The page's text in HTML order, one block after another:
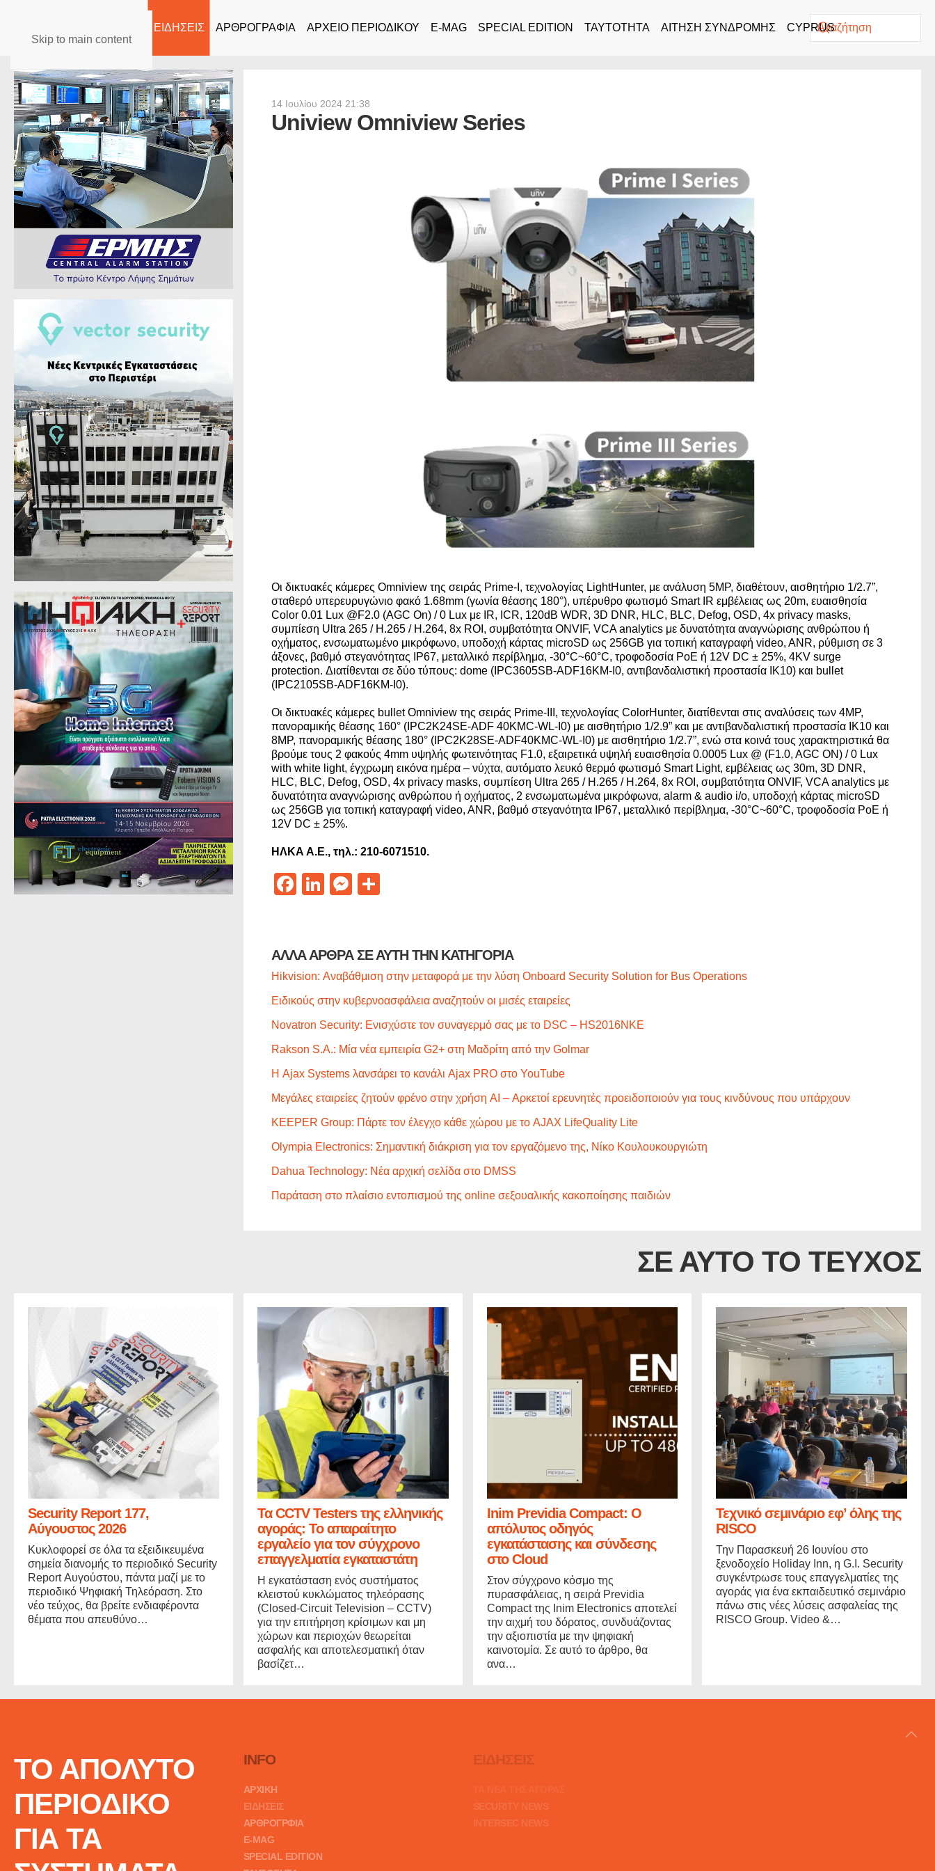
Skip to main content
ΕΙΔΗΣΕΙΣ ΑΡΘΡΟΓΡΑΦΙΑ ΑΡΧΕΙΟ ΠΕΡΙΟΔΙΚΟΥ E-MAG SPECIAL EDITION ΤΑΥΤΟΤΗΤΑ ΑΙΤΗΣΗ ΣΥΝΔΡΟΜΗΣ CYPRUS
14 Ιουλίου 2024 21:38
Uniview Omniview Series
Οι δικτυακές κάμερες Omniview της σειράς Prime-I, τεχνολογίας LightHunter, με ανάλυση 5MP, διαθέτουν, αισθητήριο 1/2.7”,
σταθερό υπερευρυγώνιο φακό 1.68mm (γωνία θέασης 180°), υπέρυθρο φωτισμό Smart IR εμβέλειας ως 20m, ευαισθησία
Color 0.01 Lux @F2.0 (AGC On) / 0 Lux με IR, ICR, 120dB WDR, 3D DNR, HLC, BLC, Defog, OSD, 4x privacy masks,
συμπίεση Ultra 265 / H.265 / H.264, 8x ROI, συμβατότητα ONVIF, VCA analytics με δυνατότητα αναγνώρισης ανθρώπου ή
οχήματος, ενσωματωμένο μικρόφωνο, υποδοχή κάρτας microSD ως 256GB για τοπική καταγραφή video, ANR, ρύθμιση σε 3
άξονες, βαθμό στεγανότητας IP67, μεταλλικό περίβλημα, -30°C~60°C, τροφοδοσία PoE ή 12V DC ± 25%, 4KV surge
protection. Διατίθενται σε δύο τύπους: dome (IPC3605SB-ADF16KM-I0, αντιβανδαλιστική προστασία IK10) και bullet
(IPC2105SB-ADF16KM-I0).
Οι δικτυακές κάμερες bullet Omniview της σειράς Prime-III, τεχνολογίας ColorHunter, διατίθενται στις αναλύσεις των 4MP,
πανοραμικής θέασης 160° (IPC2K24SE-ADF 40KMC-WL-I0) με αισθητήριο 1/2.9” και με αντιβανδαλιστική προστασία IK10 και
8MP, πανοραμικής θέασης 180° (IPC2K28SE-ADF40KMC-WL-I0) με αισθητήριο 1/2.7”, ενώ στα κοινά τους χαρακτηριστικά θα
βρούμε τους 2 φακούς 4mm υψηλής φωτεινότητας F1.0, εξαιρετικά υψηλή ευαισθησία 0.0005 Lux @ (F1.0, AGC ON) / 0 Lux
with white light, έγχρωμη εικόνα ημέρα – νύχτα, αυτόματο λευκό θερμό φωτισμό Smart Light, εμβέλειας ως 30m, 3D DNR,
HLC, BLC, Defog, OSD, 4x privacy masks, συμπίεση Ultra 265 / H.265 / H.264, 8x ROI, συμβατότητα ONVIF, VCA analytics με
δυνατότητα αναγνώρισης ανθρώπου ή οχήματος, 2 ενσωματωμένα μικρόφωνα, alarm & audio i/o, υποδοχή κάρτας microSD
ως 256GB για τοπική καταγραφή video, ANR, βαθμό στεγανότητα IP67, μεταλλικό περίβλημα, -30°C~60°C, τροφοδοσία PoE ή
12V DC ± 25%.
ΗΛΚΑ Α.Ε., τηλ.: 210-6071510.
Facebook
LinkedIn
Messenger
ΑΛΛΑ ΑΡΘΡΑ ΣΕ ΑΥΤΗ ΤΗΝ ΚΑΤΗΓΟΡΙΑ
Hikvision: Αναβάθμιση στην μεταφορά με την λύση Onboard Security Solution for Bus Operations
Ειδικούς στην κυβερνοασφάλεια αναζητούν οι μισές εταιρείες
Novatron Security: Ενισχύστε τον συναγερμό σας με το DSC – HS2016NKE
Rakson S.A.: Μία νέα εμπειρία G2+ στη Μαδρίτη από την Golmar
Η Ajax Systems λανσάρει το κανάλι Ajax PRO στο YouTube
Μεγάλες εταιρείες ζητούν φρένο στην χρήση AI – Αρκετοί ερευνητές προειδοποιούν για τους κινδύνους που υπάρχουν
KEEPER Group: Πάρτε τον έλεγχο κάθε χώρου με το AJAX LifeQuality Lite
Olympia Electronics: Σημαντική διάκριση για τον εργαζόμενο της, Νίκο Κουλουκουργιώτη
Dahua Technology: Νέα αρχική σελίδα στο DMSS
Παράταση στο πλαίσιο εντοπισμού της online σεξουαλικής κακοποίησης παιδιών
ΣΕ ΑΥΤΟ ΤΟ ΤΕΥΧΟΣ
Security Report 177,
Αύγουστος 2026
Κυκλοφορεί σε όλα τα εξειδικευμένα
σημεία διανομής το περιοδικό Security
Report Αυγούστου, πάντα μαζί με το
περιοδικό Ψηφιακή Τηλεόραση. Στο
νέο τεύχος, θα βρείτε ενδιαφέροντα
θέματα που απευθύνο…
Τα CCTV Testers της ελληνικής
αγοράς: Το απαραίτητο
εργαλείο για τον σύγχρονο
επαγγελματία εγκαταστάτη
Η εγκατάσταση ενός συστήματος
κλειστού κυκλώματος τηλεόρασης
(Closed-Circuit Television – CCTV)
για την επιτήρηση κρίσιμων και μη
χώρων και περιοχών θεωρείται
ασφαλής και αποτελεσματική όταν
βασίζετ…
Inim Previdia Compact: Ο
απόλυτος οδηγός
εγκατάστασης και σύνδεσης
στο Cloud
Στον σύγχρονο κόσμο της
πυρασφάλειας, η σειρά Previdia
Compact της Inim Electronics αποτελεί
την αιχμή του δόρατος, συνδυάζοντας
την αξιοπιστία με την ψηφιακή
καινοτομία. Σε αυτό το άρθρο, θα
ανα…
Τεχνικό σεμινάριο εφ’ όλης της
RISCO
Την Παρασκευή 26 Ιουνίου στο
ξενοδοχείο Holiday Inn, η G.I. Security
συγκέντρωσε τους επαγγελματίες της
αγοράς για ένα εκπαιδευτικό σεμινάριο
πάνω στις νέες λύσεις ασφαλείας της
RISCO Group. Video &…
ΤΟ ΑΠΟΛΥΤΟ
ΠΕΡΙΟΔΙΚΟ
ΓΙΑ ΤΑ
INFO
ΑΡΧΙΚΗ
ΕΙΔΗΣΕΙΣ
ΑΡΘΡΟΓΡΦΙΑ
E-MAG
SPECIAL EDITION
ΕΙΔΗΣΕΙΣ
SECURITY NEWS
INTERSEC NEWS